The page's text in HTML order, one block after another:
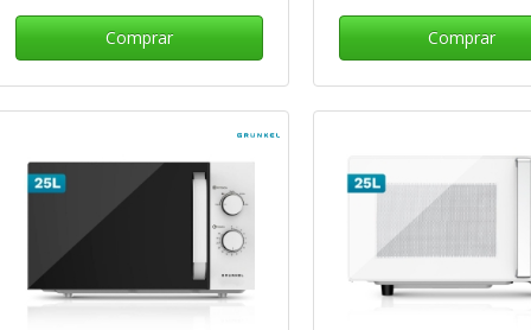
Comprar Comprar